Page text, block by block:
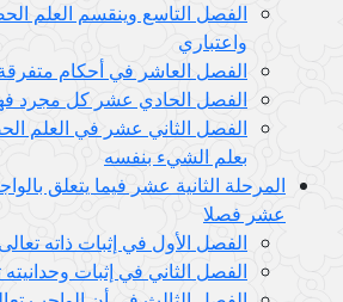
الفصل التاسع وينقسم العلم
واعتباري
الفصل العاشر في أحكام
الفصل الحادي عشر كل مجرد
الفصل الثاني عشر في العلم
بعلم الشيء بنفسه
المرحلة الثانية عشر فيما يتعلق
عشر فصلا
الفصل الأول في إثبات ذاته تعالى
الفصل الثاني في إثبات وحدانيته